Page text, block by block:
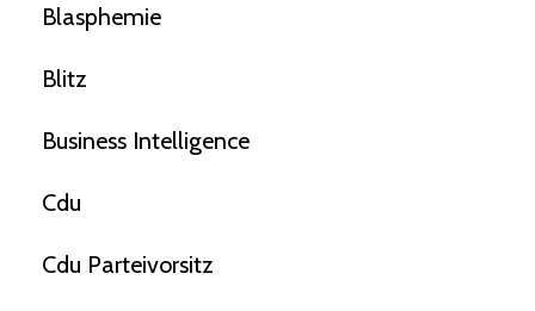
Blasphemie
Blitz
Business Intelligence
Cdu
Cdu Parteivorsitz